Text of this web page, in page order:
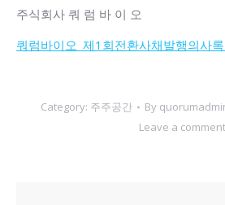
주식회사 쿼 럼 바 이 오
쿼럼바이오_제1회전환사채발행의사
Category: 주주공간 By
Leave a comment